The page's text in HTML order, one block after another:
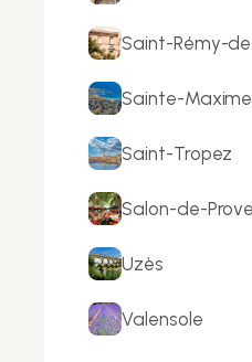
Saint-Rémy-
Sainte-Maxime
Saint-Tropez
Salon-de-
Uzès
Valensole